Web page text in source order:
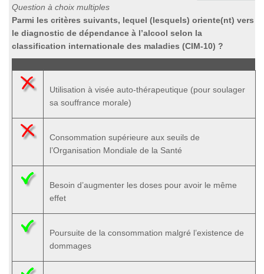
Question à choix multiples
Parmi les critères suivants, lequel (lesquels) oriente(nt) vers
le diagnostic de dépendance à l’alcool selon la
classification internationale des maladies (CIM-10) ?
Utilisation à visée auto-thérapeutique (pour soulager
sa souffrance morale)
Consommation supérieure aux seuils de
l’Organisation Mondiale de la Santé
Besoin d’augmenter les doses pour avoir le même
effet
Poursuite de la consommation malgré l’existence de
dommages